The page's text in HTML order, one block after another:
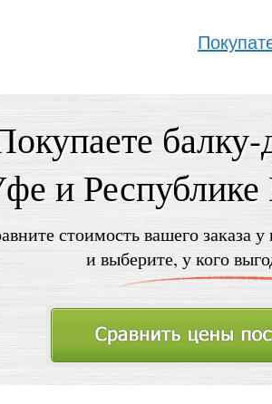
и Республике
стоимость вашего заказа
и выберите, у кого